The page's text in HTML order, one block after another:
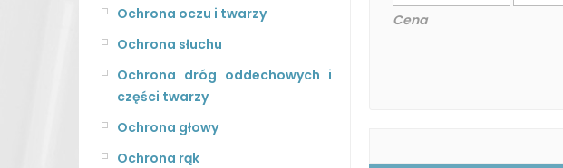
Ochrona oczu i twarzy
Ochrona słuchu
Ochrona dróg oddechowych i
części twarzy
Ochrona głowy
Ochrona rąk
Cena